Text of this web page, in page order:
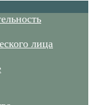
лица